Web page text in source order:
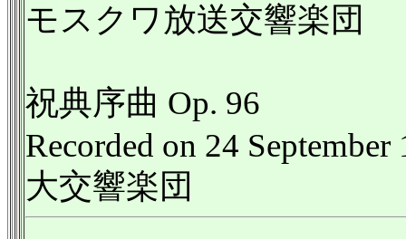
モスクワ放送交響楽団
祝典序曲 Op. 96
Recorded on 24 September
大交響楽団